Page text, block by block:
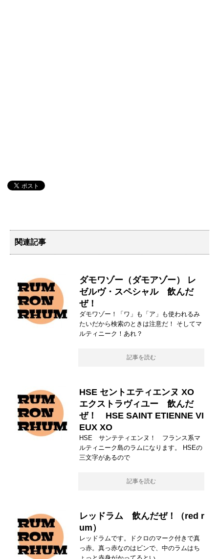
関連記事
ダモワゾー（ダモアゾー） レ
ゼルヴ・スペシャル 飲んだ
ぜ！
ダモワゾー！「ワ」も「ア」も使われるみ
たいだから検索のときは注意だ！ そしてマ
ルティニーク！あれ？
記事を読む
HSE セントエティエンヌ XO
エクストラヴィユー 飲んだ
ぜ！ HSE SAINT ETIENNE VI
EUX XO
HSE サンテティエンヌ！ フランス系マ
ルティニーク島のラムになります。 HSEの
三文字があるので
記事を読む
レッドラム 飲んだぜ！（red r
um）
レッドラムです。ドクロのマーク付きで真
っ赤。真っ赤なのはビンで、中のラムはち